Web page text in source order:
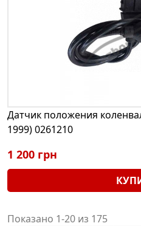
Датчик положения
1999) 0261210
1 200 грн
Показано 1-20 из 175